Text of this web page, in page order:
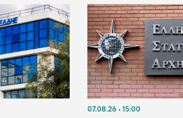
07.08.26 15:00